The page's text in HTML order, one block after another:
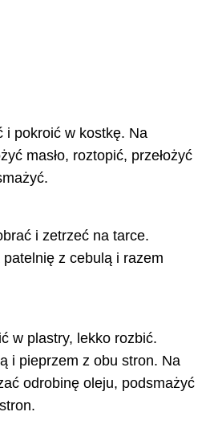
i pokroić w kostkę. Na
masło, roztopić, przełożyć
i zetrzeć na tarce.
patelnię z cebulą i razem
w plastry, lekko rozbić.
i pieprzem z obu stron. Na
odrobinę oleju, podsmażyć